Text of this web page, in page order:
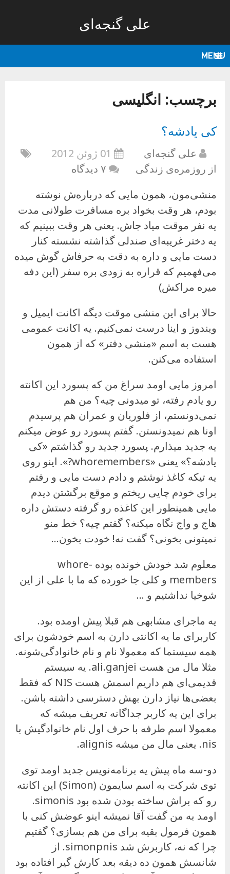
علی گنجه‌ای
MENU
برچسب: انگلیسی
کی یادشه؟
علی گنجه‌ای
01 ژوئن 2012
از روزمره‌ی زندگی
۷ دیدگاه
منشی‌مون، همون مایی که درباره‌ش نوشته
بودم، هر وقت بخواد بره مسافرت طولانی مدت
یه نفر موقت میاد جاش. یعنی هر وقت ببینیم که
یه دختر غریبه‌ای صندلی گذاشته نشسته کنار
دست مایی و داره به دقت به حرفاش گوش میده
می‌فهمیم که قراره به زودی بره سفر (این دفه
میره مراکش)
حالا برای این منشی موقت دیگه اکانت ایمیل و
ویندوز و اینا درست نمی‌کنیم. یه اکانت عمومی
هست به اسم «منشی دفتر» که از همون
استفاده می‌کنن.
امروز مایی اومد سراغ من که پسورد این اکانته
رو یادم رفته، تو میدونی چیه؟ من هم
نمی‌دونستم، از فلوریان و عمران هم پرسیدم
اونا هم نمیدونستن. گفتم پسورد رو عوض میکنم
یه جدید میذارم. پسورد جدید رو گذاشتم «کی
یادشه؟» یعنی «whoremembers?». اینو روی
یه تیکه کاغذ نوشتم و دادم دست مایی و رفتم
برای خودم چایی ریختم و موقع برگشتن دیدم
مایی همینطور این کاغذه رو گرفته دستش داره
هاج و واج نگاه میکنه؟ گفتم چیه؟ خط منو
نمیتونی بخونی؟ گفت نه! خودت بخون…
معلوم شد خودش خونده بوده whore-
members و کلی جا خورده که ما با علی از این
شوخیا نداشتیم و …
یه ماجرای مشابهی هم قبلا پیش اومده بود.
کاربرای ما یه اکانتی دارن به اسم خودشون برای
همه سیستما که معمولا نام و نام خانوادگی‌شونه.
مثلا مال من هست ali.ganjei. یه سیستم
قدیمی‌ای هم داریم اسمش هست NIS که فقط
بعضی‌ها نیاز دارن بهش دسترسی داشته باشن.
برای این یه کاربر جداگانه تعریف میشه که
معمولا اسم طرفه با حرف اول نام خانوادگیش با
nis. یعنی مال من میشه alignis.
دو-سه ماه پیش یه برنامه‌نویس جدید اومد توی
توی شرکت به اسم سایمون (Simon) این اکانته
رو که براش ساخته بودن شده بود simonis.
اومد به من گفت آقا نمیشه اینو عوضش کنی با
همون فرمول بقیه برای من هم بسازی؟ گفتیم
چرا که نه، کاربرش شد simonpnis. از
شانسش همون ده دیقه بعد کارش گیر افتاده بود